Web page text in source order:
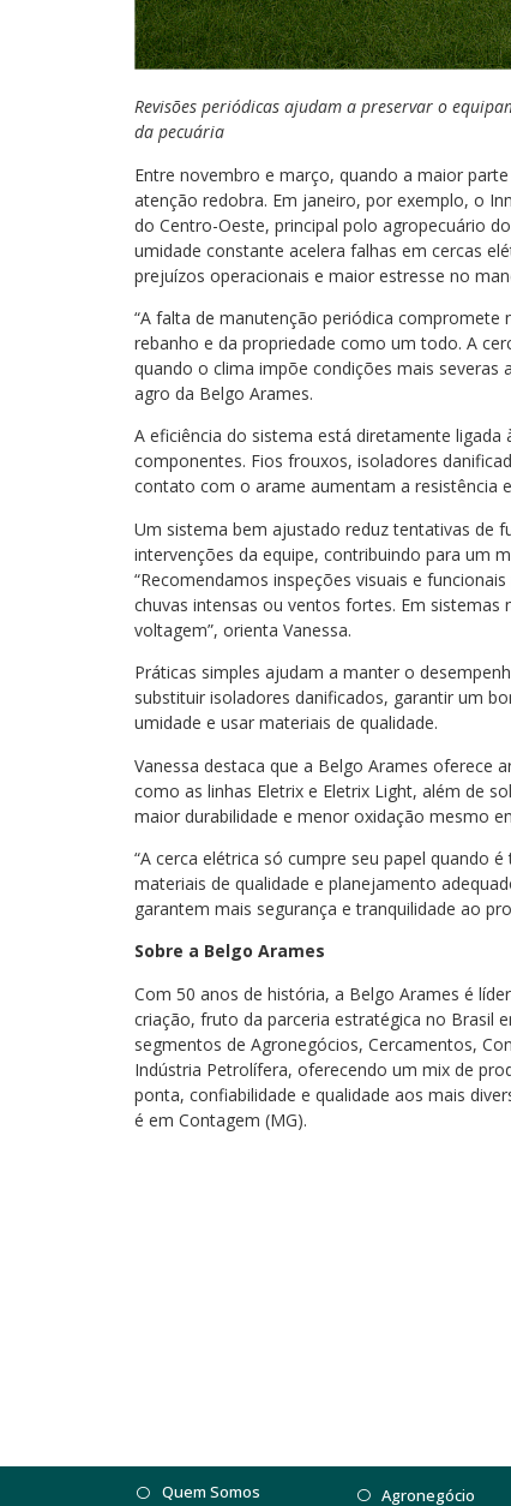
Revisões periódicas ajudam a preservar o
da pecuária
Entre novembro e março, quando a maior
atenção redobra. Em janeiro, por exemplo, o
do Centro-Oeste, principal polo agropecuário
umidade constante acelera falhas em cercas
prejuízos operacionais e maior estresse no
“A falta de manutenção periódica
rebanho e da propriedade como um todo. A
quando o clima impõe condições mais severas
agro da Belgo Arames.
A eficiência do sistema está diretamente
componentes. Fios frouxos, isoladores
contato com o arame aumentam a resistência
Um sistema bem ajustado reduz tentativas de
intervenções da equipe, contribuindo para um
“Recomendamos inspeções visuais e
chuvas intensas ou ventos fortes. Em
voltagem”, orienta Vanessa.
Práticas simples ajudam a manter o
substituir isoladores danificados, garantir um
umidade e usar materiais de qualidade.
Vanessa destaca que a Belgo Arames oferece
como as linhas Eletrix e Eletrix Light, além de
maior durabilidade e menor oxidação mesmo
“A cerca elétrica só cumpre seu papel quando
materiais de qualidade e planejamento
garantem mais segurança e tranquilidade ao
Sobre a Belgo Arames
Com 50 anos de história, a Belgo Arames é
criação, fruto da parceria estratégica no Brasil
segmentos de Agronegócios, Cercamentos,
Indústria Petrolífera, oferecendo um mix de
ponta, confiabilidade e qualidade aos mais
é em Contagem (MG).
Quem Somos Agronegócio